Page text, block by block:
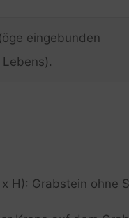
eingebunden
H): Grabstein ohne